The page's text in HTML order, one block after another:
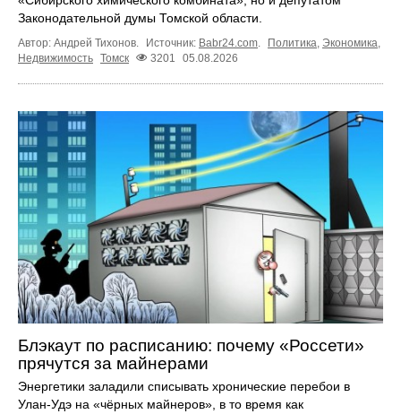
Законодательной думы Томской области.
Автор: Андрей Тихонов. Источник: Babr24.com. Политика, Экономика,
Недвижимость Томск 3201 05.08.2026
Блэкаут по расписанию: почему «Россети»
прячутся за майнерами
Энергетики заладили списывать хронические перебои в
Улан-Удэ на «чёрных майнеров», в то время как